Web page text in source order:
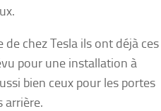
chez Tesla ils ont déjà ces
pour une installation à
bien ceux pour les portes
arrière.